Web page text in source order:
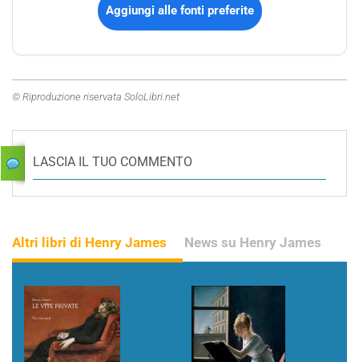
Aggiungi alle fonti preferite
© Riproduzione riservata SoloLibri.net
LASCIA IL TUO COMMENTO
Altri libri di Henry James News su Henry James